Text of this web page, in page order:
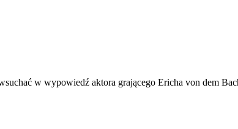
w wypowiedź aktora grającego Ericha von dem